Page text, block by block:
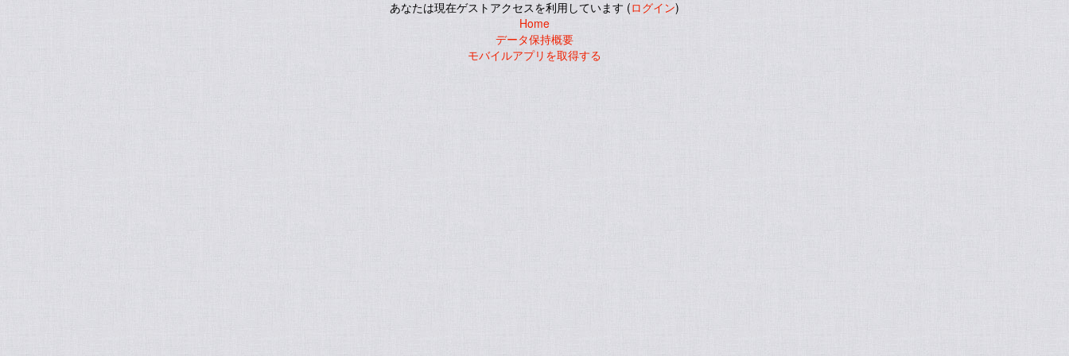
あなたは現在ゲストアクセスを利用しています (ログイン)
Home
データ保持概要
モバイルアプリを取得する